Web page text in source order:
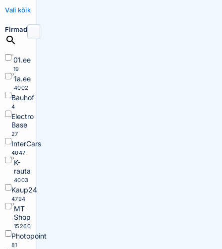
Vali kõik
Firmad
01.ee
19
1a.ee
4002
Bauhof
4
Electro
Base
27
InterCars
4047
K-
rauta
4003
Kaup24
4794
MT
Shop
15260
Photopoint
81